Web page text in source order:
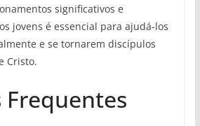
significativos e
jovens é essencial para ajudá-los
e se tornarem discípulos
Cristo.
Frequentes